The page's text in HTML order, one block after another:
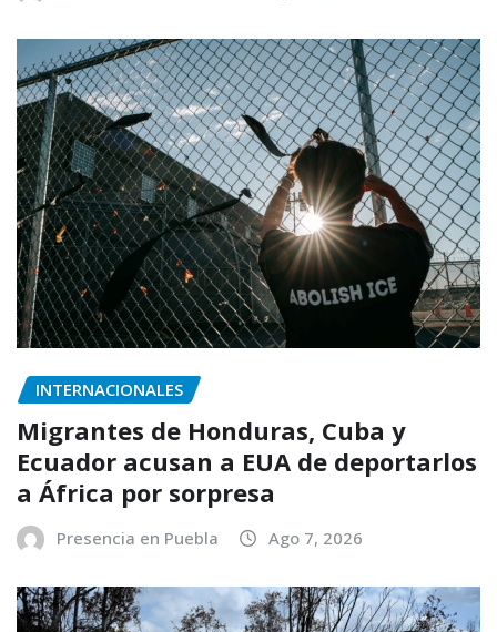
INTERNACIONALES
Migrantes de Honduras, Cuba y
Ecuador acusan a EUA de deportarlos
a África por sorpresa
Presencia en Puebla Ago 7, 2026